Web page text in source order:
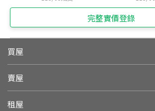
完整實價登錄
買屋
賣屋
租屋